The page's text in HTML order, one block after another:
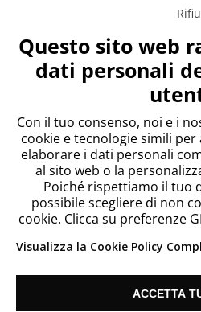
Meta
Accedi
Feed dei
Feed dei
Questo sito web
dati personali
Con il tuo consenso, noi e i
cookie e tecnologie simili
elaborare i dati personali
al sito web o la
Poiché rispettiamo il tuo
possibile scegliere di non
cookie. Clicca su preferenze
Visualizza la Cookie Policy
ACCETTA